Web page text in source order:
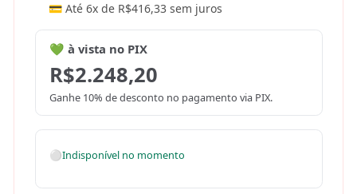
💳 Até 6x de R$416,33 sem juros
💚 à vista no PIX
R$2.248,20
Ganhe 10% de desconto no pagamento via PIX.
⚪Indisponível no momento